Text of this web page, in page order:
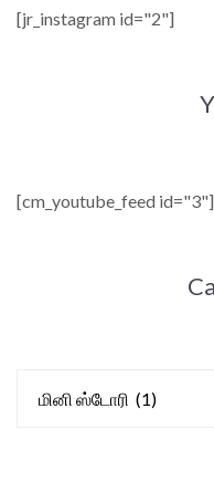
[jr_instagram id="2"]
[cm_youtube_feed id="3"]